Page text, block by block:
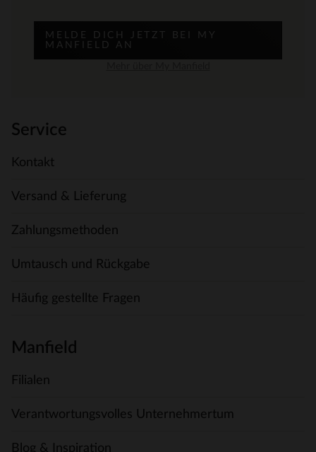
MELDE DICH JETZT BEI MY
MANFIELD AN
Service
Kontakt
Versand & Lieferung
Zahlungsmethoden
Umtausch und Rückgabe
Häufig gestellte Fragen
Manfield
Filialen
Verantwortungsvolles Unternehmertum
Blog & Inspiration